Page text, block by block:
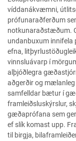
víddanákvæmni,
prófunaraðferðum
notkunaraðstæðum.
undanbuxum innifela
efna,
vinnsluávarp í
alþjóðlegra
aðgerðir og
samfelldar bætur í
framleiðsluskýrslur,
gæðaprófana sem
ef slík komast upp.
til birgja,